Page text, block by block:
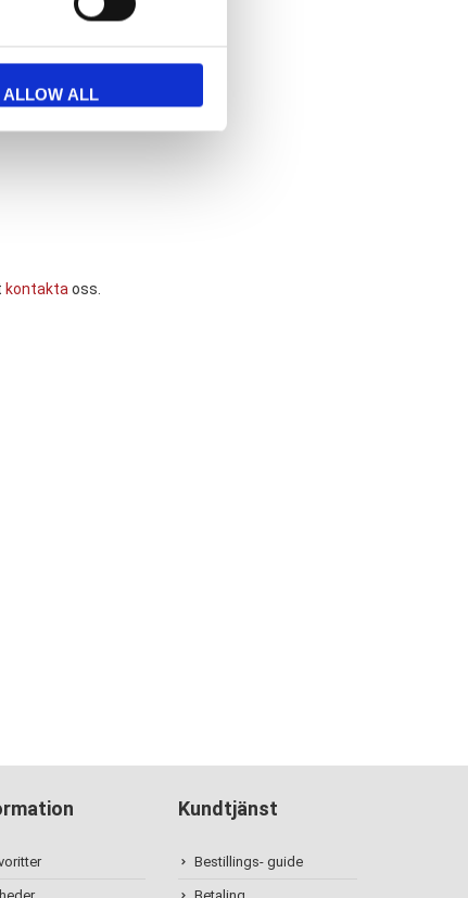
ALLOW ALL
kontakta oss.
Kundtjänst
Bestillings- guide